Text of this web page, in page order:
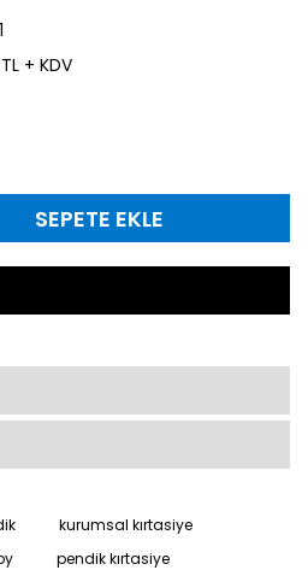
+ KDV
SEPETE EKLE
kurumsal kırtasiye
pendik kırtasiye